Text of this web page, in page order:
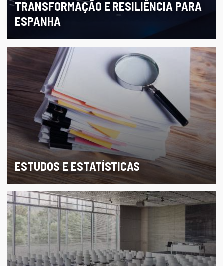
TRANSFORMAÇÃO E RESILIÊNCIA PARA
ESPANHA
ESTUDOS E ESTATÍSTICAS